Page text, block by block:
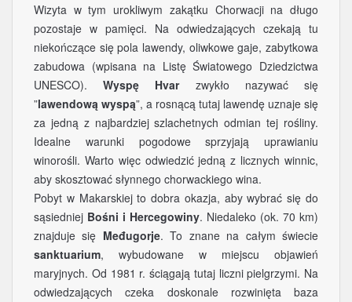
Wizyta w tym urokliwym zakątku Chorwacji na długo
pozostaje w pamięci. Na odwiedzających czekają tu
niekończące się pola lawendy, oliwkowe gaje, zabytkowa
zabudowa (wpisana na Listę Światowego Dziedzictwa
UNESCO).Wyspę Hvarzwykło nazywać się
”lawendową wyspą”, a rosnącą tutaj lawendę uznaje się
za jedną z najbardziej szlachetnych odmian tej rośliny.
Idealne warunki pogodowe sprzyjają uprawianiu
winorośli. Warto więc odwiedzić jedną z licznych winnic,
aby skosztować słynnego chorwackiego wina.
Pobyt w Makarskiej to dobra okazja, aby wybrać się do
sąsiedniej Bośni i Hercegowiny. Niedaleko (ok. 70 km)
znajduje się Međugorje. To znane na całym świecie
sanktuarium, wybudowane w miejscu objawień
maryjnych. Od 1981 r. ściągają tutaj liczni pielgrzymi. Na
odwiedzających czeka doskonale rozwinięta baza